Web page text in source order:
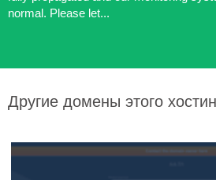
normal. Please let...
Другие домены этого